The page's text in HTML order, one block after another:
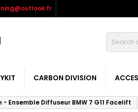
CARBON DIVISION
- Ensemble Diffuseur BMW 7 G11 Facelift